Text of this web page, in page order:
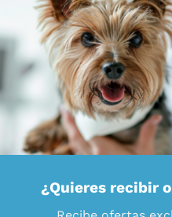
¿Quieres recibir